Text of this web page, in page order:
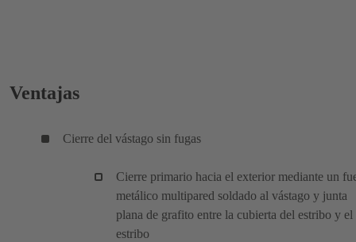
Ventajas
Cierre del vástago sin fugas
Cierre primario hacia el exterior mediante un
metálico multipared soldado al vástago y junta
plana de grafito entre la cubierta del estribo y el
estribo